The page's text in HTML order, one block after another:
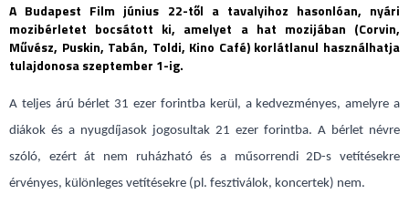
A Budapest Film június 22-től a tavalyihoz hasonlóan, nyári
mozibérletet bocsátott ki, amelyet a hat mozijában (Corvin,
Művész, Puskin, Tabán, Toldi, Kino Café) korlátlanul használhatja
tulajdonosa szeptember 1-ig.
A teljes árú bérlet 31 ezer forintba kerül, a kedvezményes, amelyre a
diákok és a nyugdíjasok jogosultak 21 ezer forintba. A bérlet névre
szóló, ezért át nem ruházható és a műsorrendi 2D-s vetítésekre
érvényes, különleges vetítésekre (pl. fesztiválok, koncertek) nem.